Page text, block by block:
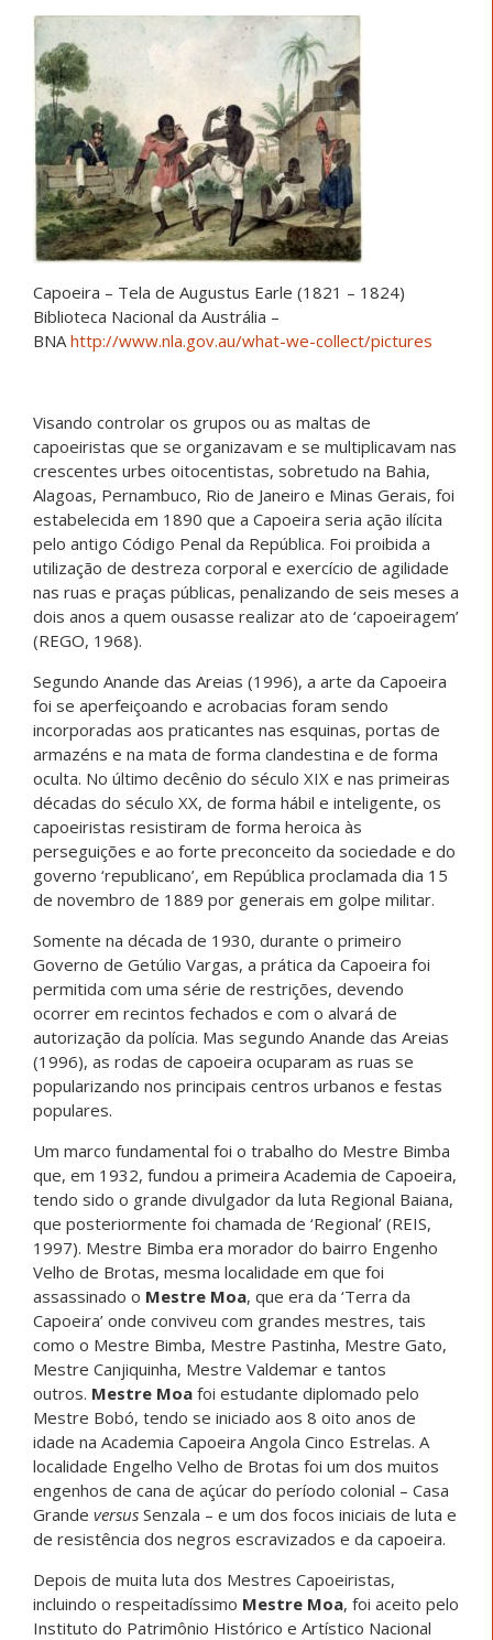
Capoeira – Tela de Augustus Earle (1821 – 1824)
Biblioteca Nacional da Austrália –
BNAhttp://www.nla.gov.au/what-we-collect/pictures
Visando controlar os grupos ou as maltas de
capoeiristas que se organizavam e se multiplicavam nas
crescentes urbes oitocentistas, sobretudo na Bahia,
Alagoas, Pernambuco, Rio de Janeiro e Minas Gerais, foi
estabelecida em 1890 que a Capoeira seria ação ilícita
pelo antigo Código Penal da República. Foi proibida a
utilização de destreza corporal e exercício de agilidade
nas ruas e praças públicas, penalizando de seis meses a
dois anos a quem ousasse realizar ato de ‘capoeiragem’
(REGO, 1968).
Segundo Anande das Areias (1996), a arte da Capoeira
foi se aperfeiçoando e acrobacias foram sendo
incorporadas aos praticantes nas esquinas, portas de
armazéns e na mata de forma clandestina e de forma
oculta. No último decênio do século XIX e nas primeiras
décadas do século XX, de forma hábil e inteligente, os
capoeiristas resistiram de forma heroica às
perseguições e ao forte preconceito da sociedade e do
governo ‘republicano’, em República proclamada dia 15
de novembro de 1889 por generais em golpe militar.
Somente na década de 1930, durante o primeiro
Governo de Getúlio Vargas, a prática da Capoeira foi
permitida com uma série de restrições, devendo
ocorrer em recintos fechados e com o alvará de
autorização da polícia. Mas segundo Anande das Areias
(1996), as rodas de capoeira ocuparam as ruas se
popularizando nos principais centros urbanos e festas
populares.
Um marco fundamental foi o trabalho do Mestre Bimba
que, em 1932, fundou a primeira Academia de Capoeira,
tendo sido o grande divulgador da luta Regional Baiana,
que posteriormente foi chamada de ‘Regional’ (REIS,
1997). Mestre Bimba era morador do bairro Engenho
Velho de Brotas, mesma localidade em que foi
assassinado o Mestre Moa, que era da ‘Terra da
Capoeira’ onde conviveu com grandes mestres, tais
como o Mestre Bimba, Mestre Pastinha, Mestre Gato,
Mestre Canjiquinha, Mestre Valdemar e tantos
outros. Mestre Moa foi estudante diplomado pelo
Mestre Bobó, tendo se iniciado aos 8 oito anos de
idade na Academia Capoeira Angola Cinco Estrelas. A
localidade Engelho Velho de Brotas foi um dos muitos
engenhos de cana de açúcar do período colonial – Casa
Grande versus Senzala – e um dos focos iniciais de luta e
de resistência dos negros escravizados e da capoeira.
Depois de muita luta dos Mestres Capoeiristas,
incluindo o respeitadíssimo Mestre Moa, foi aceito pelo
Instituto do Patrimônio Histórico e Artístico Nacional